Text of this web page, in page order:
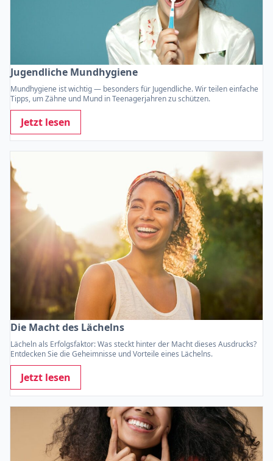
Jugendliche Mundhygiene
Mundhygiene ist wichtig — besonders für Jugendliche. Wir teilen einfache
Tipps, um Zähne und Mund in Teenagerjahren zu schützen.
Jetzt lesen
Die Macht des Lächelns
Lächeln als Erfolgsfaktor: Was steckt hinter der Macht dieses Ausdrucks?
Entdecken Sie die Geheimnisse und Vorteile eines Lächelns.
Jetzt lesen